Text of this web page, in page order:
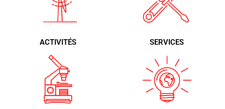
continue
développement
dans le monde entier, et
une longue et
bien attestée tradition de
service au client.
ACTIVITÉS SERVICES